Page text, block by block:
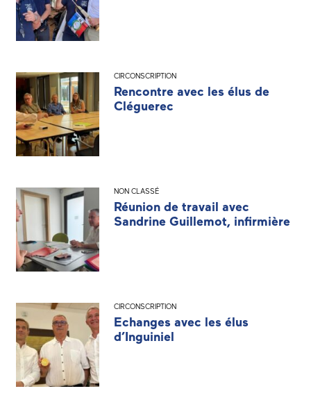
CIRCONSCRIPTION
Rencontre avec les élus de
Cléguerec
NON CLASSÉ
Réunion de travail avec
Sandrine Guillemot, infirmière
CIRCONSCRIPTION
Echanges avec les élus
d’Inguiniel